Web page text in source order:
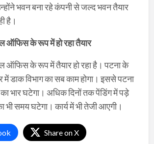
भवन बना रहे कंपनी से जल्द भवन तैयार
है।
ऑफिस के रूप में हो रहा तैयार
ऑफिस के रूप में तैयार हो रहा है। पटना के
में डाक विभाग का सब काम होगा। इससे पटना
भार घटेगा। अधिक दिनों तक पेंडिंग में पड़े
भी समय घटेगा। कार्य में भी तेजी आएगी।
Share on X